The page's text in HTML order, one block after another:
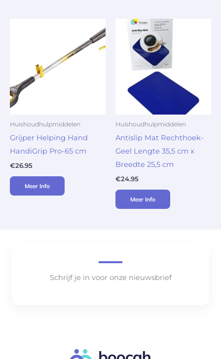
Huishoudhulpmiddelen
Grijper Helping Hand
HandiGrip Pro-65 cm
€26.95
Meer Info
Huishoudhulpmiddelen
Antislip Mat Rechthoek-
Geel Lengte 35,5 cm x
Breedte 25,5 cm
€24.95
Meer Info
Schrijf je in voor onze nieuwsbrief